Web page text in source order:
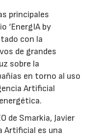
principales
‘EnergIA by
con la
de grandes
sobre la
en torno al uso
Artificial
de Smarkia, Javier
Artificial es una